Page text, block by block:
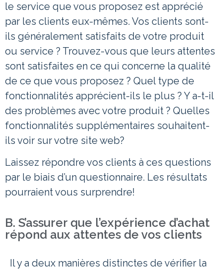
le service que vous proposez est apprécié
par les clients eux-mêmes. Vos clients sont-
ils généralement satisfaits de votre produit
ou service ? Trouvez-vous que leurs attentes
sont satisfaites en ce qui concerne la qualité
de ce que vous proposez ? Quel type de
fonctionnalités apprécient-ils le plus ? Y a-t-il
des problèmes avec votre produit ? Quelles
fonctionnalités supplémentaires souhaitent-
ils voir sur votre site web?
Laissez répondre vos clients à ces questions
par le biais d’un questionnaire. Les résultats
pourraient vous surprendre!
B. S’assurer que l’expérience d’achat
répond aux attentes de vos clients
Il y a deux manières distinctes de vérifier la